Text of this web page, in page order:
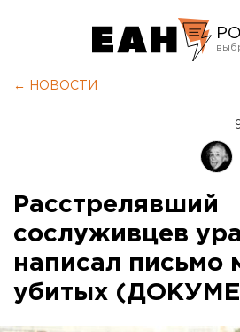
← НОВОСТИ
Расстрелявший
сослуживцев
написал письмо
убитых